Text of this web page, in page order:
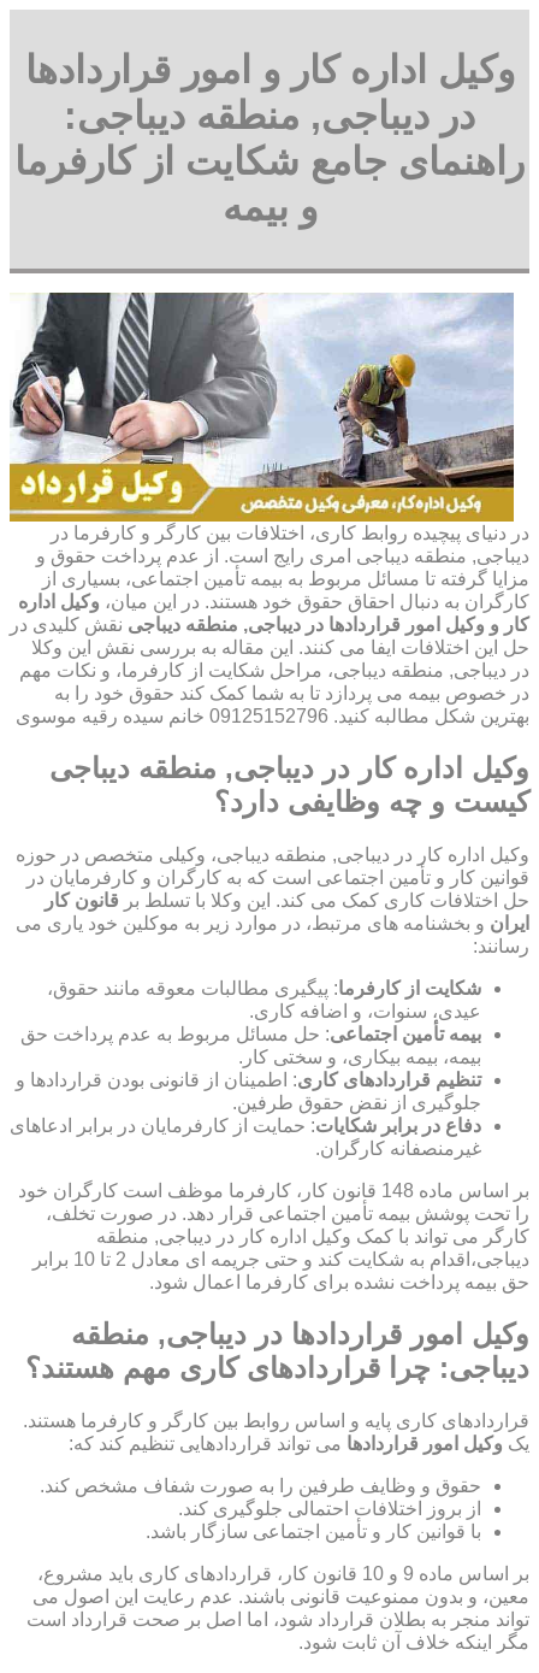
وکیل اداره کار و امور قراردادها
در دیباجی, منطقه دیباجی:
راهنمای جامع شکایت از کارفرما
و بیمه
در دنیای پیچیده روابط کاری، اختلافات بین کارگر و کارفرما در
دیباجی, منطقه دیباجی امری رایج است. از عدم پرداخت حقوق و
مزایا گرفته تا مسائل مربوط به بیمه تأمین اجتماعی، بسیاری از
کارگران به دنبال احقاق حقوق خود هستند. در این میان، وکیل اداره
کار و وکیل امور قراردادها در دیباجی, منطقه دیباجی نقش کلیدی در
حل این اختلافات ایفا می کنند. این مقاله به بررسی نقش این وکلا
در دیباجی, منطقه دیباجی، مراحل شکایت از کارفرما، و نکات مهم
در خصوص بیمه می پردازد تا به شما کمک کند حقوق خود را به
بهترین شکل مطالبه کنید. 09125152796 خانم سیده رقیه موسوی
وکیل اداره کار در دیباجی, منطقه دیباجی
کیست و چه وظایفی دارد؟
وکیل اداره کار در دیباجی, منطقه دیباجی، وکیلی متخصص در حوزه
قوانین کار و تأمین اجتماعی است که به کارگران و کارفرمایان در
حل اختلافات کاری کمک می کند. این وکلا با تسلط بر قانون کار
ایران و بخشنامه های مرتبط، در موارد زیر به موکلین خود یاری می
رسانند:
شکایت از کارفرما: پیگیری مطالبات معوقه مانند حقوق،
عیدی، سنوات، و اضافه کاری.
بیمه تأمین اجتماعی: حل مسائل مربوط به عدم پرداخت حق
بیمه، بیمه بیکاری، و سختی کار.
تنظیم قراردادهای کاری: اطمینان از قانونی بودن قراردادها و
جلوگیری از نقض حقوق طرفین.
دفاع در برابر شکایات: حمایت از کارفرمایان در برابر ادعاهای
غیرمنصفانه کارگران.
بر اساس ماده 148 قانون کار، کارفرما موظف است کارگران خود
را تحت پوشش بیمه تأمین اجتماعی قرار دهد. در صورت تخلف،
کارگر می تواند با کمک وکیل اداره کار در دیباجی, منطقه
دیباجی،اقدام به شکایت کند و حتی جریمه ای معادل 2 تا 10 برابر
حق بیمه پرداخت نشده برای کارفرما اعمال شود.
وکیل امور قراردادها در دیباجی, منطقه
دیباجی: چرا قراردادهای کاری مهم هستند؟
قراردادهای کاری پایه و اساس روابط بین کارگر و کارفرما هستند.
یک وکیل امور قراردادها می تواند قراردادهایی تنظیم کند که:
حقوق و وظایف طرفین را به صورت شفاف مشخص کند.
از بروز اختلافات احتمالی جلوگیری کند.
با قوانین کار و تأمین اجتماعی سازگار باشد.
بر اساس ماده 9 و 10 قانون کار، قراردادهای کاری باید مشروع،
معین، و بدون ممنوعیت قانونی باشند. عدم رعایت این اصول می
تواند منجر به بطلان قرارداد شود، اما اصل بر صحت قرارداد است
مگر اینکه خلاف آن ثابت شود.